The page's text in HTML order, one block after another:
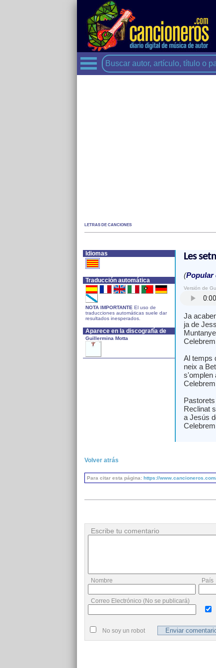
LETRAS DE CANCIONES
Idiomas
Traducción automática
NOTA IMPORTANTE El uso de
traducciones automáticas suele dar
resultados inesperados.
Aparece en la discografía de
Guillermina Motta
Les
(Popular
Versión de
Ja
ja de
Al temps
neix a
s'omplen
Reclinat
a Jesús
Volver atrás
Para citar esta página: https://
Escribe tu comentario
Nombre País
Correo Electrónico (No se publicará)
No soy un robot